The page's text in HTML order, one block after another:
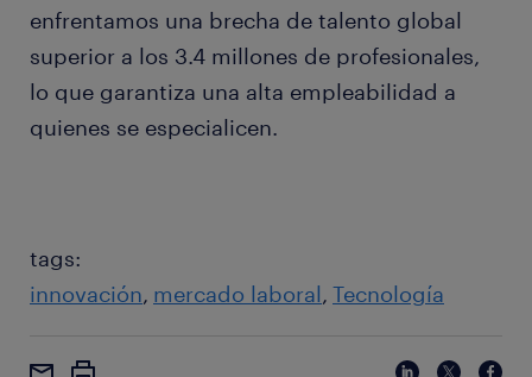
enfrentamos una brecha de talento global
superior a los 3.4 millones de profesionales,
lo que garantiza una alta empleabilidad a
quienes se especialicen.
tags:
innovación mercado laboral Tecnología